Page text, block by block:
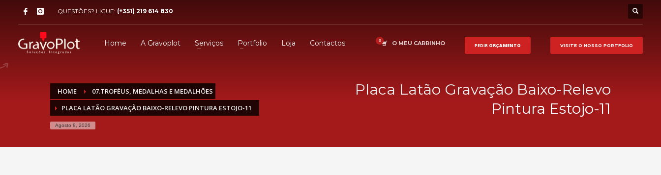
QUESTÕES? LIGUE: (+351) 219 614 830
Home A Gravoplot Serviços Portfolio Loja Contactos O MEU CARRINHO PEDIR ORÇAMENTO VISITE O NOSSO PORTFOLIO
HOME
07.TROFÉUS, MEDALHAS E MEDALHÕES
PLACA LATÃO GRAVAÇÃO BAIXO-RELEVO PINTURA ESTOJO-11
Agosto 8, 2026
Placa Latão Gravação Baixo-Relevo
Pintura Estojo-11